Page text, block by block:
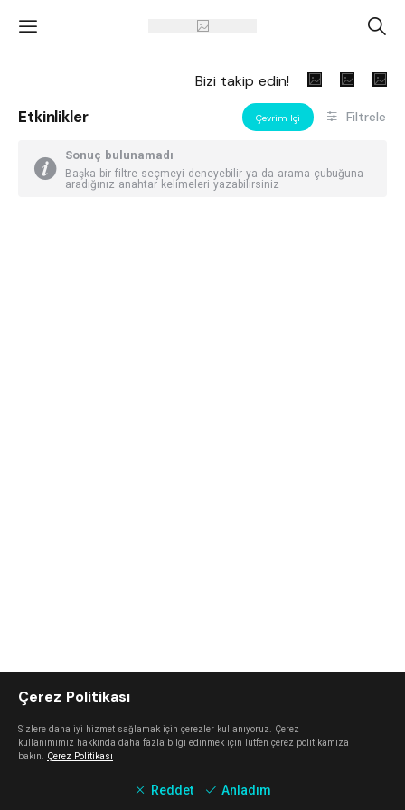
' A
Bizi takip edin!
Etkinlikler Çevrim Içi Filtrele
Sonuç bulunamadı
Başka bir filtre seçmeyi deneyebilir ya da arama çubuğuna
aradığınız anahtar kelimeleri yazabilirsiniz
Çerez Politikası
Sizlere daha iyi hizmet sağlamak için çerezler kullanıyoruz. Çerez
kullanımımız hakkında daha fazla bilgi edinmek için lütfen çerez politikamıza
bakın. Çerez Politikası
Reddet Anladım